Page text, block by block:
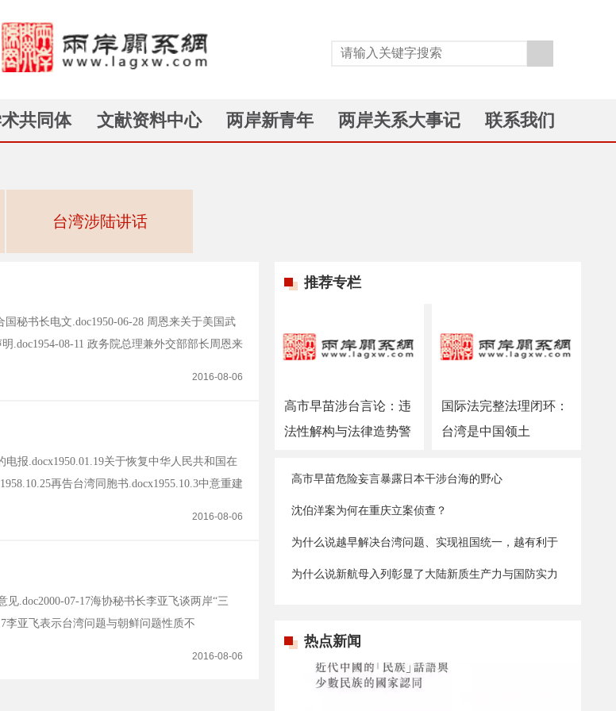
共同体 文献资料中心 两岸新青年 两岸关系大事记 联系我们
台湾涉陆讲话
秘书长电文.doc1950-06-28 周恩来关于美国武
.doc1954-08-11 政务院总理兼外交部部长周恩来
2016-08-06
报.docx1950.01.19关于恢复中华人民共和国在
再告台湾同胞书.docx1955.10.3中意重建
2016-08-06
.doc2000-07-17海协秘书长李亚飞谈两岸“三
李亚飞表示台湾问题与朝鲜问题性质不
2016-08-06
推荐专栏
高市早苗涉台言论：违
法性解构与法律造势警
国际法完整法理闭环：
台湾是中国领土
高市早苗危险妄言暴露日本干涉台海的野心
沈伯洋案为何在重庆立案侦查？
为什么说越早解决台湾问题、实现祖国统一，越有利于
为什么说新航母入列彰显了大陆新质生产力与国防实力
热点新闻